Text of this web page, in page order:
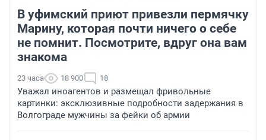
В уфимский приют привезли пермячку
Марину, которая почти ничего о себе
не помнит. Посмотрите, вдруг она вам
знакома
23 часа 18 900 18
Уважал иноагентов и размещал фривольные
картинки: эксклюзивные подробности задержания в
Волгограде мужчины за фейки об армии